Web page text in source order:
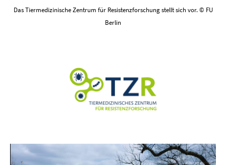
Das Tiermedizinische Zentrum für Resistenzforschung stellt sich vor. © FU
Berlin